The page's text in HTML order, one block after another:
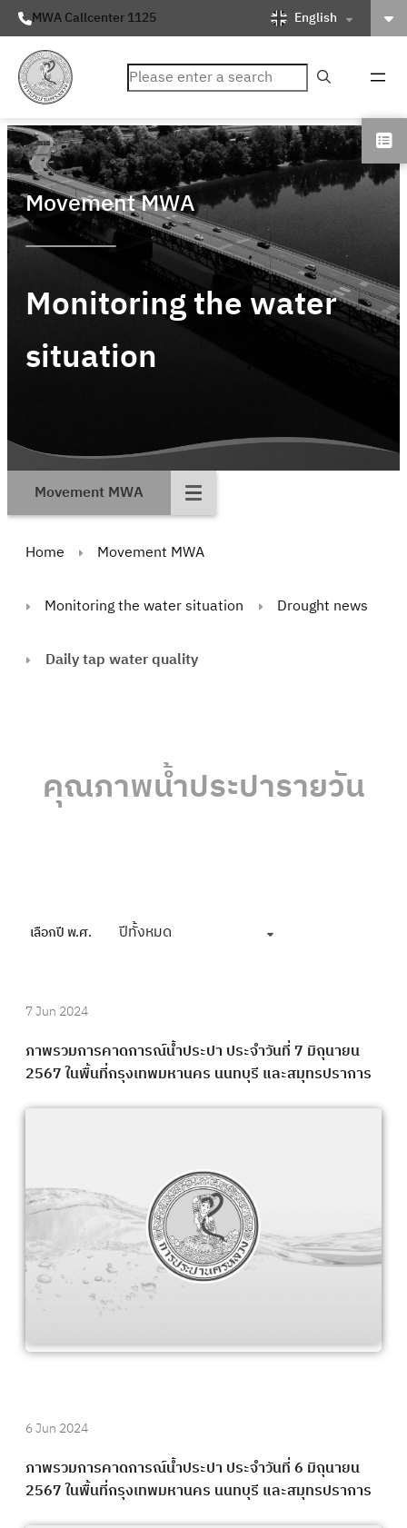
MWA Callcenter 1125 English
ค้นหา
Movement MWA
Monitoring the water
situation
Movement MWA
Home Movement MWA
Monitoring the water situation Drought news
Daily tap water quality
คุณภาพน้ำประปารายวัน
เลือกปี พ.ศ. ปีทั้งหมด
7 Jun 2024
ภาพรวมการคาดการณ์น้ำประปา ประจำวันที่ 7 มิถุนายน
2567 ในพื้นที่กรุงเทพมหานคร นนทบุรี และสมุทรปราการ
6 Jun 2024
ภาพรวมการคาดการณ์น้ำประปา ประจำวันที่ 6 มิถุนายน
2567 ในพื้นที่กรุงเทพมหานคร นนทบุรี และสมุทรปราการ